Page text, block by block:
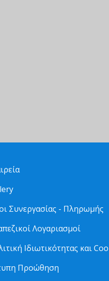
Συνεργασίας - Πληρωμής
Λογαριασμοί
Ιδιωτικότητας και
Προώθηση